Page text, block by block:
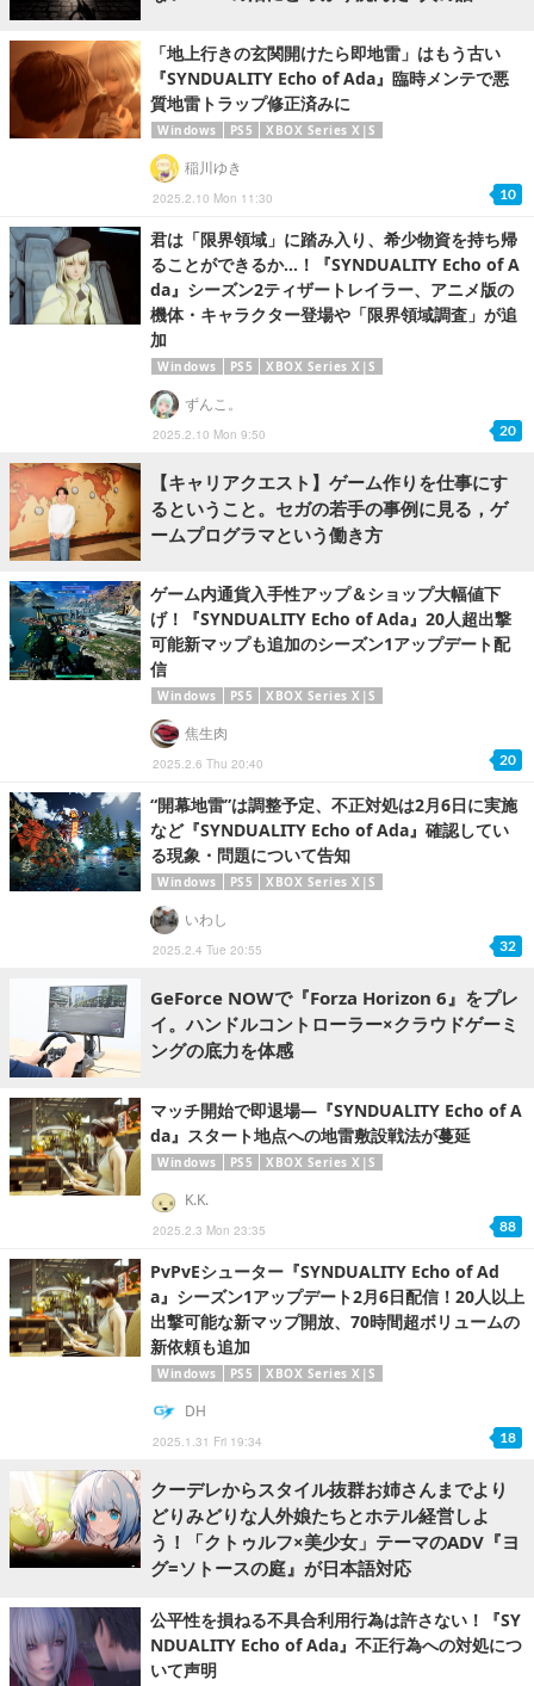
「地上行きの玄関開けたら即地雷」はもう古い
『SYNDUALITY Echo of Ada』臨時メンテで悪
質地雷トラップ修正済みに
Windows PS5 XBOX Series X|S
2025.2.10 Mon 11:30
稲川ゆき
10
君は「限界領域」に踏み入り、希少物資を持ち帰
ることができるか…！『SYNDUALITY Echo of A
da』シーズン2ティザートレイラー、アニメ版の
機体・キャラクター登場や「限界領域調査」が追
加
Windows PS5 XBOX Series X|S
2025.2.10 Mon 9:50
ずんこ。
20
【キャリアクエスト】ゲーム作りを仕事にす
るということ。セガの若手の事例に見る，ゲ
ームプログラマという働き方
ゲーム内通貨入手性アップ＆ショップ大幅値下
げ！『SYNDUALITY Echo of Ada』20人超出撃
可能新マップも追加のシーズン1アップデート配
信
Windows PS5 XBOX Series X|S
2025.2.6 Thu 20:40
焦生肉
20
“開幕地雷”は調整予定、不正対処は2月6日に実施
など『SYNDUALITY Echo of Ada』確認してい
る現象・問題について告知
Windows PS5 XBOX Series X|S
2025.2.4 Tue 20:55
いわし
32
GeForce NOWで『Forza Horizon 6』をプレ
イ。ハンドルコントローラー×クラウドゲーミ
ングの底力を体感
マッチ開始で即退場―『SYNDUALITY Echo of A
da』スタート地点への地雷敷設戦法が蔓延
Windows PS5 XBOX Series X|S
2025.2.3 Mon 23:35
K.K.
88
PvPvEシューター『SYNDUALITY Echo of Ad
a』シーズン1アップデート2月6日配信！20人以上
出撃可能な新マップ開放、70時間超ボリュームの
新依頼も追加
Windows PS5 XBOX Series X|S
2025.1.31 Fri 19:34
DH
18
クーデレからスタイル抜群お姉さんまでより
どりみどりな人外娘たちとホテル経営しよ
う！「クトゥルフ×美少女」テーマのADV『ヨ
グ=ソトースの庭』が日本語対応
公平性を損ねる不具合利用行為は許さない！『SY
NDUALITY Echo of Ada』不正行為への対処につ
いて声明